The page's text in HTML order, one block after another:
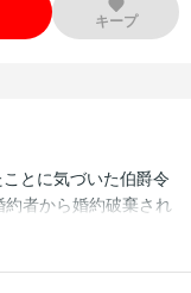
キープ
とに気づいた伯爵令
者から婚約破棄され
に。目的は最悪な結